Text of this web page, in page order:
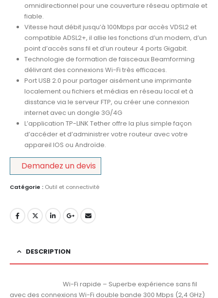
omnidirectionnel pour une couverture réseau optimale et
fiable.
Vitesse haut débit jusqu’à 100Mbps par accès VDSL2 et
compatible ADSL2+, il allie les fonctions d’un modem, d’un
point d’accès sans fil et d’un routeur 4 ports Gigabit.
Technologie de formation de faisceaux Beamforming
délivrant des connexions Wi-Fi très efficaces.
Port USB 2.0 pour partager aisément une imprimante
localement ou fichiers et médias en réseau local et à
disstance via le serveur FTP, ou créer une connexion
internet avec un dongle 3G/4G
L’application TP-LINK Tether offre la plus simple façon
d’accéder et d’administrer votre routeur avec votre
appareil IOS ou Androïde.
Demandez un devis
Catégorie : Outil et connectivité
DESCRIPTION
Wi-Fi rapide – Superbe expérience sans fil
avec des connexions Wi-Fi double bande 300 Mbps (2,4 GHz)